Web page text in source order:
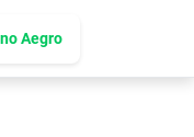
Aegro